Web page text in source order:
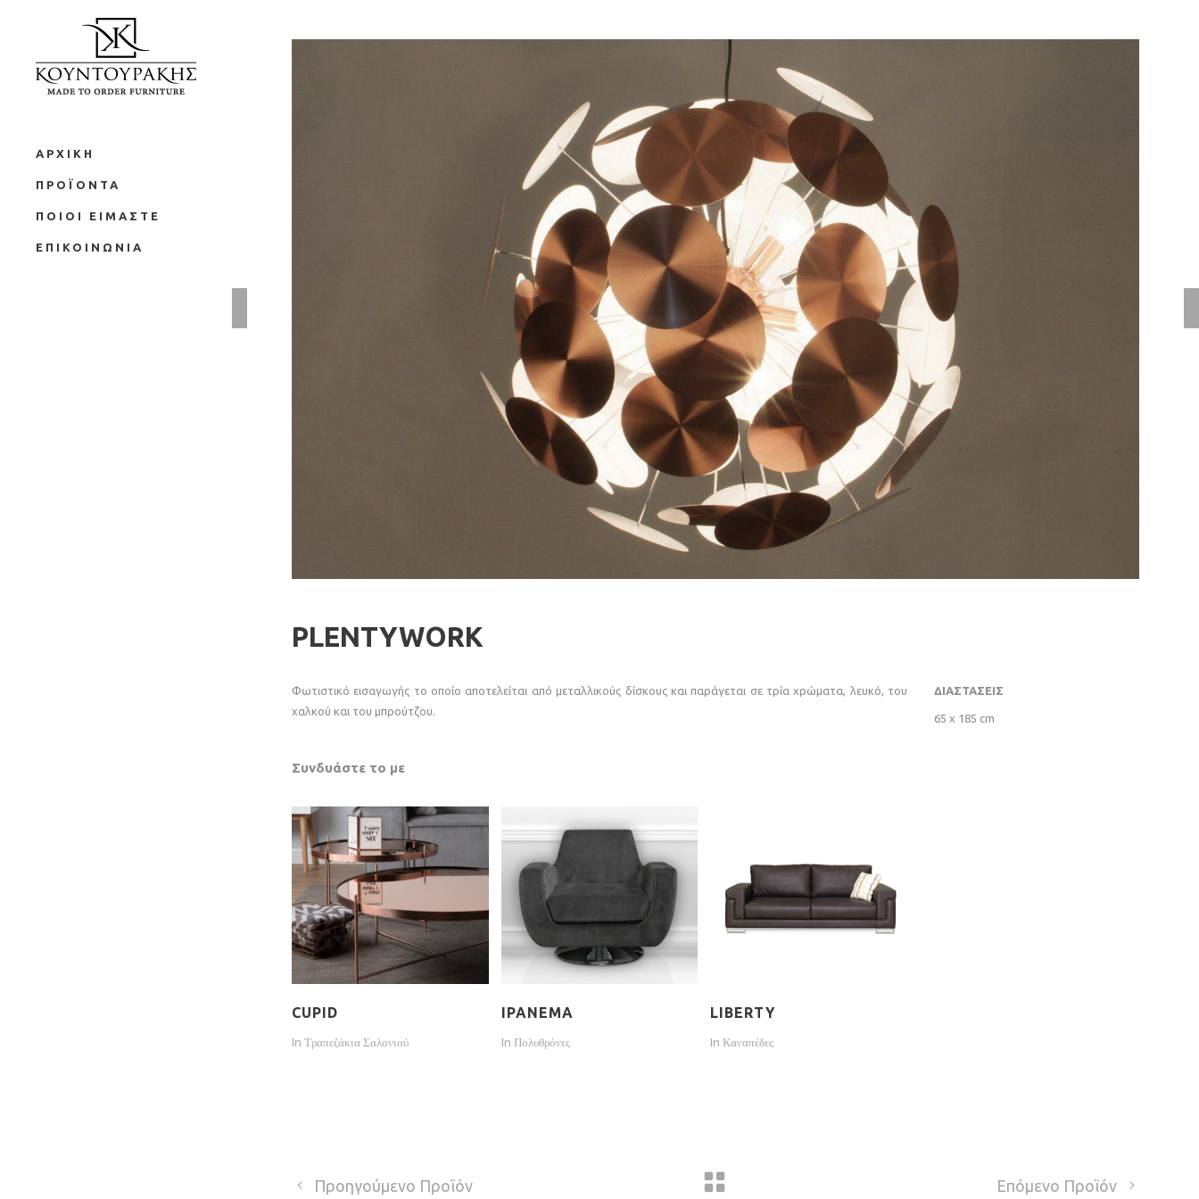
ΑΡΧΙΚΗ
ΠΡΟΪΟΝΤΑ
ΠΟΙΟΙ ΕΙΜΑΣΤΕ
ΕΠΙΚΟΙΝΩΝΙΑ
PLENTYWORK
Φωτιστικό εισαγωγής το οποίο αποτελείται από μεταλλικούς δίσκους και παράγεται σε τρία χρώματα, λευκό, του
χαλκού και του μπρούτζου.
ΔΙΑΣΤΑΣΕΙΣ
65 x 185 cm
Συνδυάστε το με
CUPID
In Τραπεζάκια Σαλονιού
IPANEMA
In Πολυθρόνες
LIBERTY
In Καναπέδες
Προηγούμενο Προϊόν Επόμενο Προϊόν